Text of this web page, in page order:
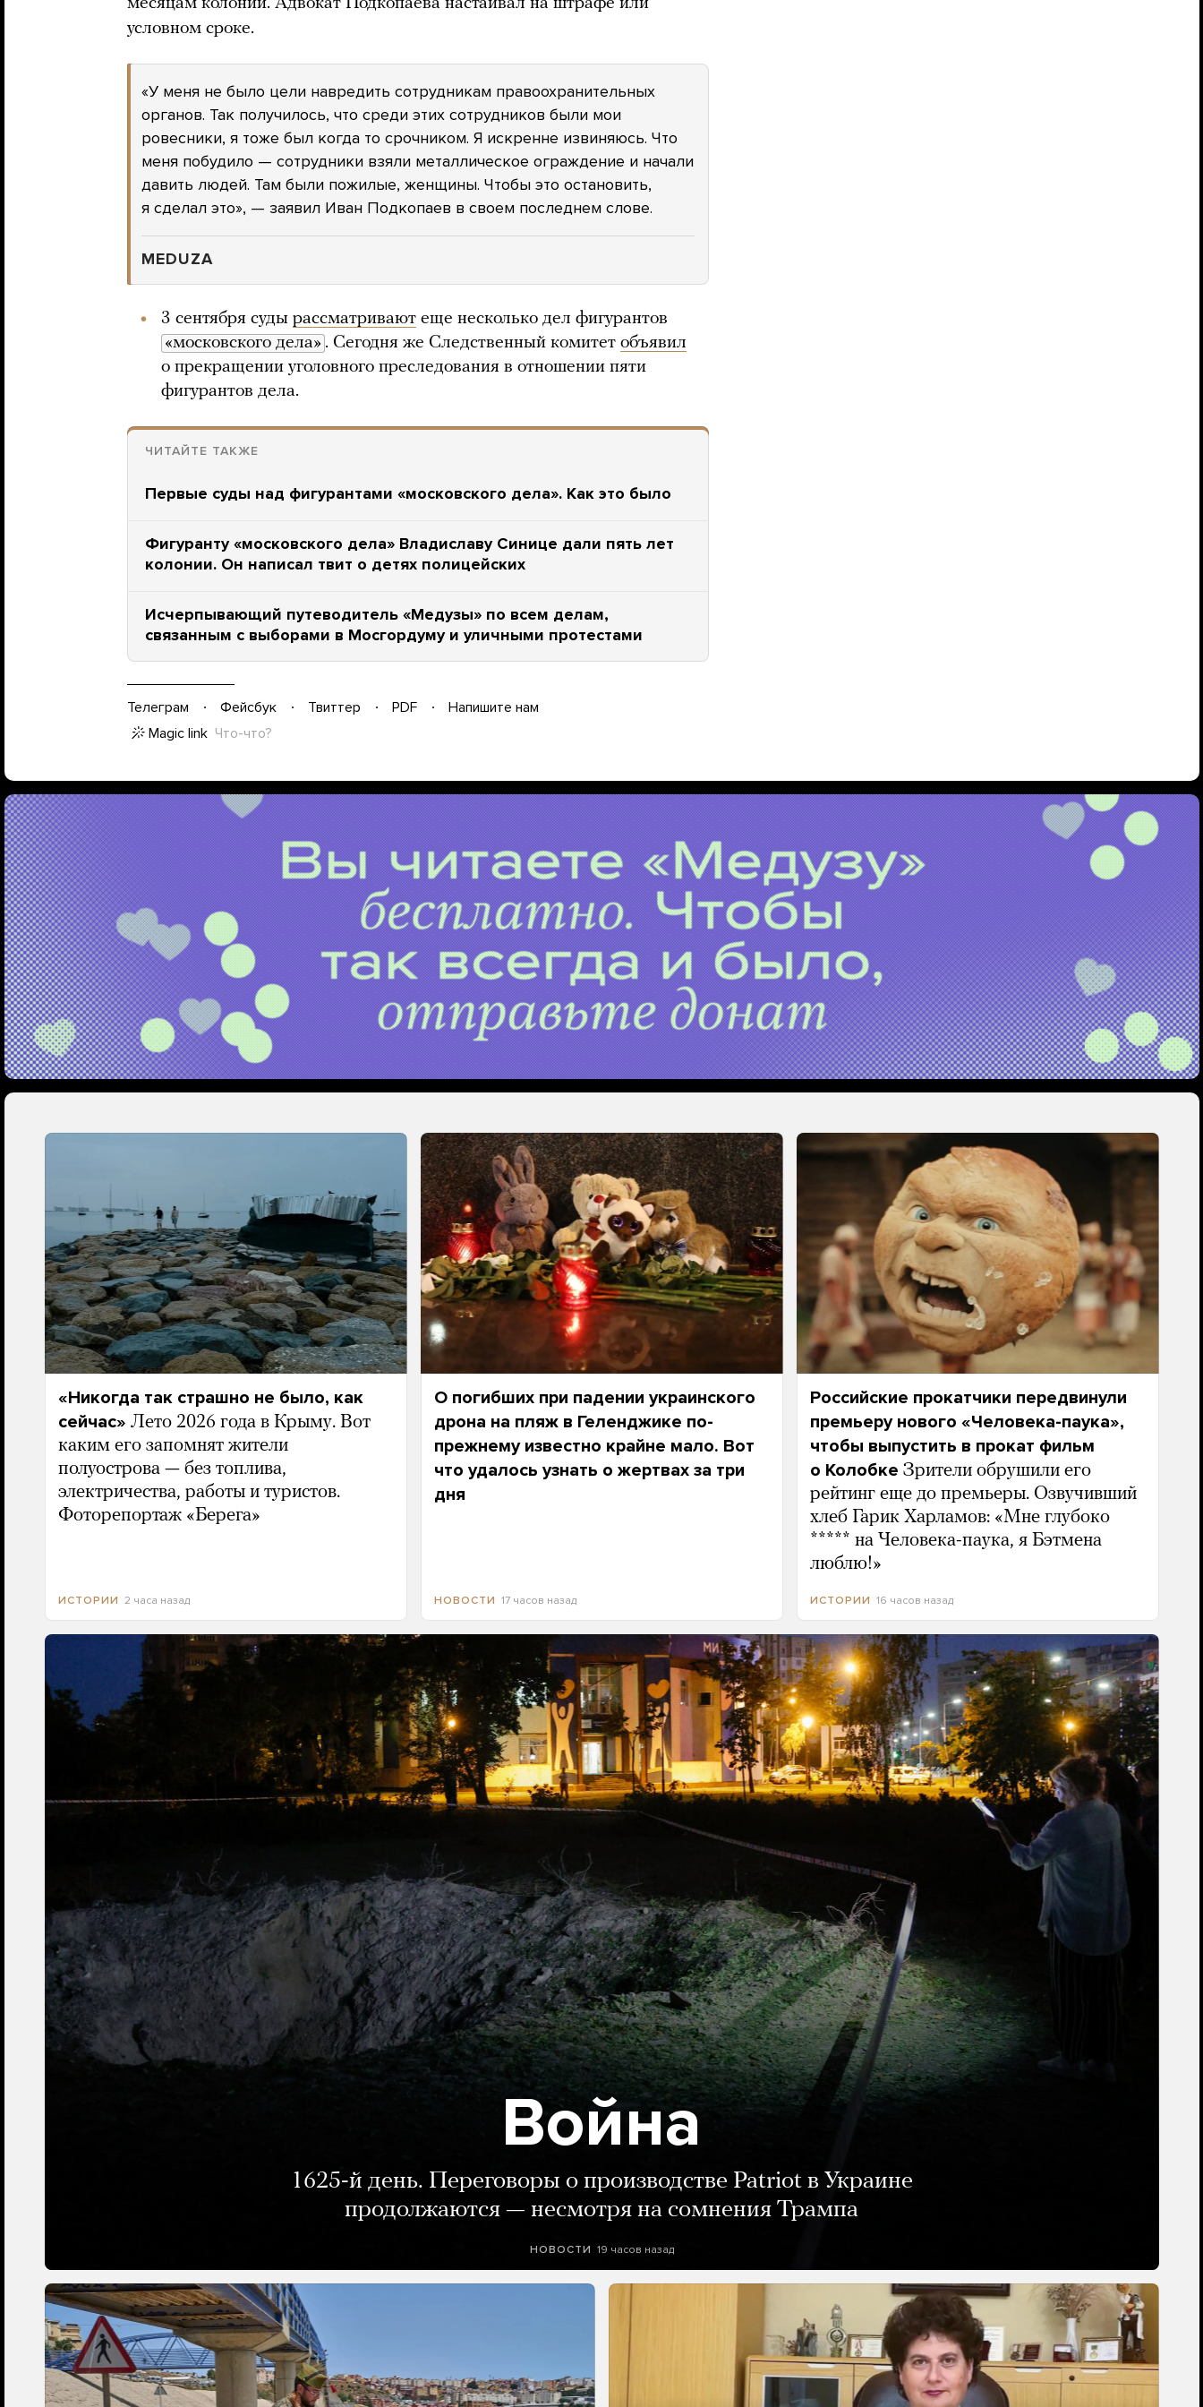
месяцам колонии. Адвокат Подкопаева настаивал на штрафе или
условном сроке.
«У меня не было цели навредить сотрудникам правоохранительных
органов. Так получилось, что среди этих сотрудников были мои
ровесники, я тоже был когда то срочником. Я искренне извиняюсь. Что
меня побудило — сотрудники взяли металлическое ограждение и начали
давить людей. Там были пожилые, женщины. Чтобы это остановить,
я сделал это», — заявил Иван Подкопаев в своем последнем слове.
MEDUZA
3 сентября суды рассматривают еще несколько дел фигурантов
«московского дела» . Сегодня же Следственный комитет объявил
о прекращении уголовного преследования в отношении пяти
фигурантов дела.
ЧИТАЙТЕ ТАКЖЕ
Первые суды над фигурантами «московского дела». Как это было
Фигуранту «московского дела» Владиславу Синице дали пять лет
колонии. Он написал твит о детях полицейских
Исчерпывающий путеводитель «Медузы» по всем делам,
связанным с выборами в Мосгордуму и уличными протестами
Телеграм Фейсбук Твиттер PDF
Напишите нам
Magic link Что-что?
«Никогда так страшно не было, как
сейчас» Лето 2026 года в Крыму. Вот
каким его запомнят жители
полуострова — без топлива,
электричества, работы и туристов.
Фоторепортаж «Берега»
ИСТОРИИ 2 часа назад
О погибших при падении украинского
дрона на пляж в Геленджике по-
прежнему известно крайне мало. Вот
что удалось узнать о жертвах за три
дня
НОВОСТИ 17 часов назад
Российские прокатчики передвинули
премьеру нового «Человека-паука»,
чтобы выпустить в прокат фильм
о Колобке Зрители обрушили его
рейтинг еще до премьеры. Озвучивший
хлеб Гарик Харламов: «Мне глубоко
***** на Человека-паука, я Бэтмена
люблю!»
ИСТОРИИ 16 часов назад
Война
1625-й день. Переговоры о производстве Patriot в Украине
продолжаются — несмотря на сомнения Трампа
НОВОСТИ 19 часов назад